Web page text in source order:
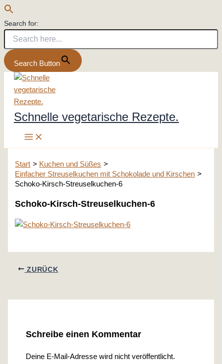
Search for:
Search Button
Zum
Inhalt
springen
Schnelle vegetarische Rezepte.
Start
Kuchen und Süßes
Einfacher Streuselkuchen mit Schokolade und Kirschen
Schoko-Kirsch-Streuselkuchen-6
Schoko-Kirsch-Streuselkuchen-6
ZURÜCK
Schreibe einen Kommentar
Deine E-Mail-Adresse wird nicht veröffentlicht.